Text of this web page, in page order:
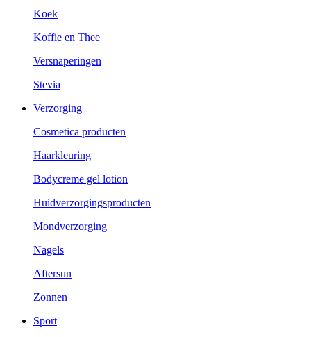
Koek
Koffie en Thee
Versnaperingen
Stevia
Verzorging
Cosmetica producten
Haarkleuring
Bodycreme gel lotion
Huidverzorgingsproducten
Mondverzorging
Nagels
Aftersun
Zonnen
Sport